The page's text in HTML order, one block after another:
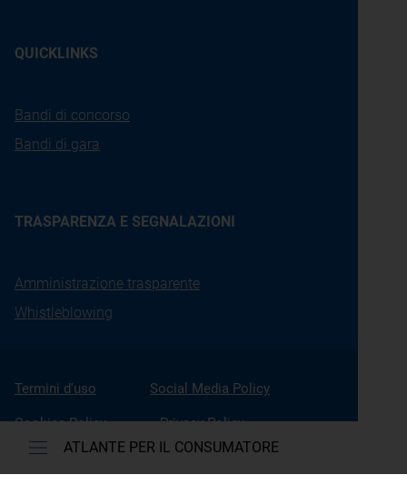
ATLANTE PER IL CONSUMATORE
QUICKLINKS
Bandi di concorso
Bandi di gara
TRASPARENZA E SEGNALAZIONI
Amministrazione trasparente
Whistleblowing
Termini d'uso Social Media Policy
Cookies Policy Privacy Policy
Accessibilità Gestione Cookies